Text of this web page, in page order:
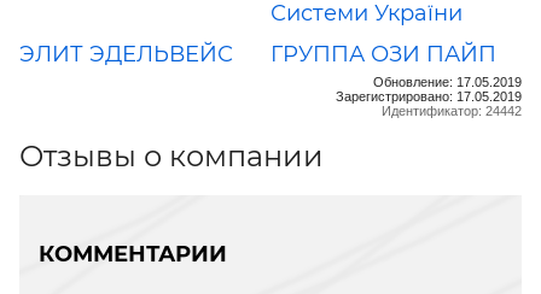
Системи України
ЭЛИТ ЭДЕЛЬВЕЙС
ГРУППА ОЗИ ПАЙП
Обновление: 17.05.2019
Зарегистрировано: 17.05.2019
Идентификатор: 24442
Отзывы о компании
КОММЕНТАРИИ